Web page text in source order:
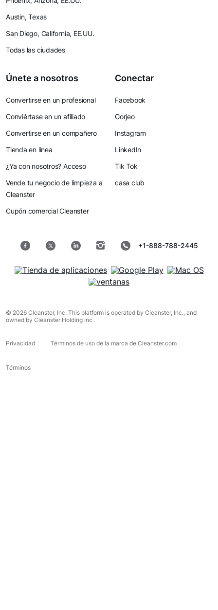
Austin, Texas
San Diego, California, EE.UU.
Todas las ciudades
Únete a nosotros
Convertirse en un profesional
Conviértase en un afiliado
Convertirse en un compañero
Tienda en linea
¿Ya con nosotros? Acceso
Vende tu negocio de limpieza a
Cleanster
Cupón comercial Cleanster
Conectar
Facebook
Gorjeo
Instagram
LinkedIn
Tik Tok
casa club
+1-888-788-2445
© 2026 Cleanster, Inc. This platform is operated by Cleanster, Inc., and
owned by Cleanster Holding Inc.
Privacidad Términos de uso de la marca de Cleanster.com
Términos